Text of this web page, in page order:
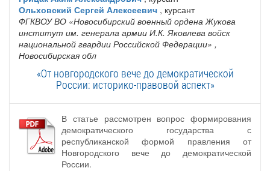
Ольховский Сергей Алексеевич , курсант
ФГКВОУ ВО «Новосибирский военный ордена Жукова
институт им. генерала армии И.К. Яковлева войск
национальной гвардии Российской Федерации» ,
Новосибирская обл
«От новгородского вече до демократической
России: историко-правовой аспект»
В статье рассмотрен вопрос формирования
демократического государства с
республиканской формой правления от
Новгородского вече до демократической
России.